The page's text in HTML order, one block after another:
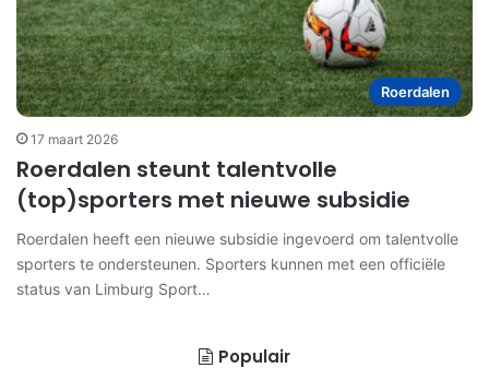
Roerdalen
17 maart 2026
Roerdalen steunt talentvolle
(top)sporters met nieuwe subsidie
Roerdalen heeft een nieuwe subsidie ingevoerd om talentvolle
sporters te ondersteunen. Sporters kunnen met een officiële
status van Limburg Sport…
Populair